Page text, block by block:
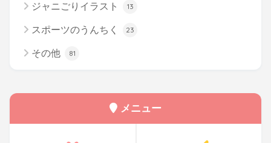
ジャニごりイラスト 13
スポーツのうんちく 23
その他 81
メニュー